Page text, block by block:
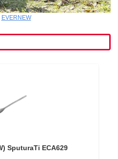
EVERNEW
SputuraTi ECA629